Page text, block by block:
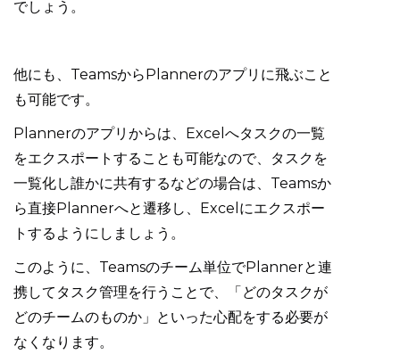
でしょう。
他にも、TeamsからPlannerのアプリに飛ぶこと
も可能です。
Plannerのアプリからは、Excelへタスクの一覧
をエクスポートすることも可能なので、タスクを
一覧化し誰かに共有するなどの場合は、Teamsか
ら直接Plannerへと遷移し、Excelにエクスポー
トするようにしましょう。
このように、Teamsのチーム単位でPlannerと連
携してタスク管理を行うことで、「どのタスクが
どのチームのものか」といった心配をする必要が
なくなります。